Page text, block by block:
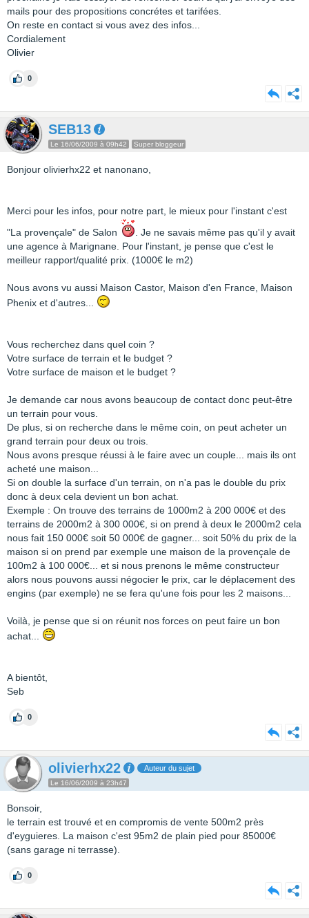
mails pour des propositions concrétes et tarifées.
On reste en contact si vous avez des infos...
Cordialement
Olivier
0
SEB13
Le 16/06/2009 à 09h42 Super bloggeur
Bonjour olivierhx22 et nanonano,
Merci pour les infos, pour notre part, le mieux pour l'instant c'est
"La provençale" de Salon
. Je ne savais même pas qu'il y avait
une agence à Marignane. Pour l'instant, je pense que c'est le
meilleur rapport/qualité prix. (1000€ le m2)
Nous avons vu aussi Maison Castor, Maison d'en France, Maison
Phenix et d'autres...
Vous recherchez dans quel coin ?
Votre surface de terrain et le budget ?
Votre surface de maison et le budget ?
Je demande car nous avons beaucoup de contact donc peut-être
un terrain pour vous.
De plus, si on recherche dans le même coin, on peut acheter un
grand terrain pour deux ou trois.
Nous avons presque réussi à le faire avec un couple... mais ils ont
acheté une maison...
Si on double la surface d'un terrain, on n'a pas le double du prix
donc à deux cela devient un bon achat.
Exemple : On trouve des terrains de 1000m2 à 200 000€ et des
terrains de 2000m2 à 300 000€, si on prend à deux le 2000m2 cela
nous fait 150 000€ soit 50 000€ de gagner... soit 50% du prix de la
maison si on prend par exemple une maison de la provençale de
100m2 à 100 000€... et si nous prenons le même constructeur
alors nous pouvons aussi négocier le prix, car le déplacement des
engins (par exemple) ne se fera qu'une fois pour les 2 maisons...
Voilà, je pense que si on réunit nos forces on peut faire un bon
achat...
A bientôt,
Seb
0
olivierhx22 Auteur du sujet
Le 16/06/2009 à 23h47
Bonsoir,
le terrain est trouvé et en compromis de vente 500m2 près
d'eyguieres. La maison c'est 95m2 de plain pied pour 85000€
(sans garage ni terrasse).
0